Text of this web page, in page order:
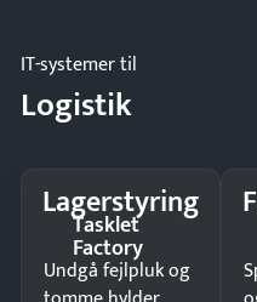
IT-systemer til
Logistik
Lagerstyring
Tasklet
Factory
Undgå fejlpluk og